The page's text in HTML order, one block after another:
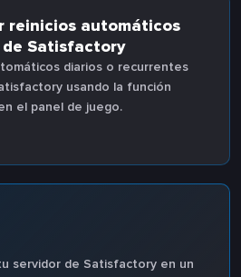
reinicios automáticos
Satisfactory
diarios o recurrentes
usando la función
el panel de juego.
servidor de Satisfactory en un